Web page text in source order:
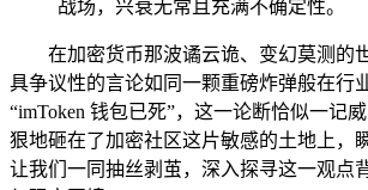
战场，兴衰无常且充满不确定性。
在加密货币那波谲云诡、变幻莫测的
具争议性的言论如同一颗重磅炸弹般在
“imToken 钱包已死”，这一论断恰似一记
狠地砸在了加密社区这片敏感的土地上，
让我们一同抽丝剥茧，深入探寻这一观点